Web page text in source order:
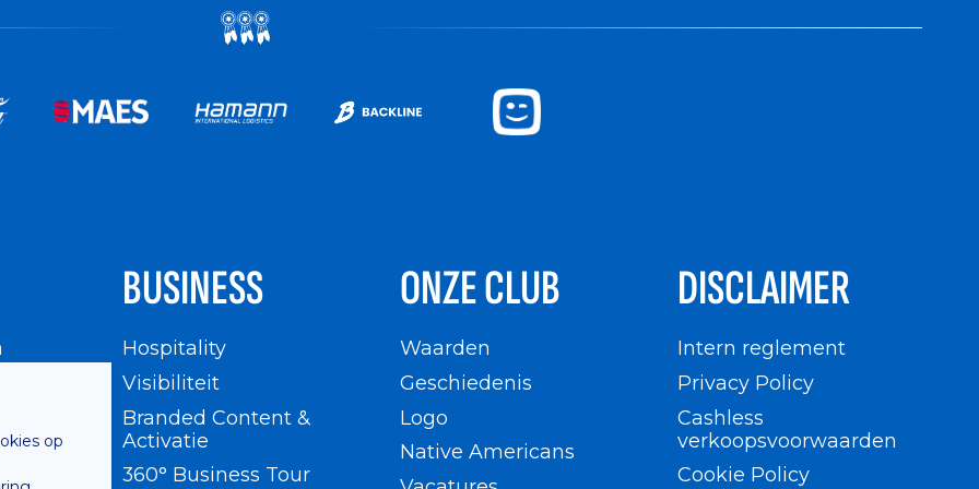
op
BUSINESS
Hospitality
Visibiliteit
Branded Content &
Activatie
360° Business Tour
ONZE CLUB
Waarden
Geschiedenis
Logo
Native Americans
DISCLAIMER
Intern reglement
Privacy Policy
Cashless
verkoopsvoorwaarden
Cookie Policy